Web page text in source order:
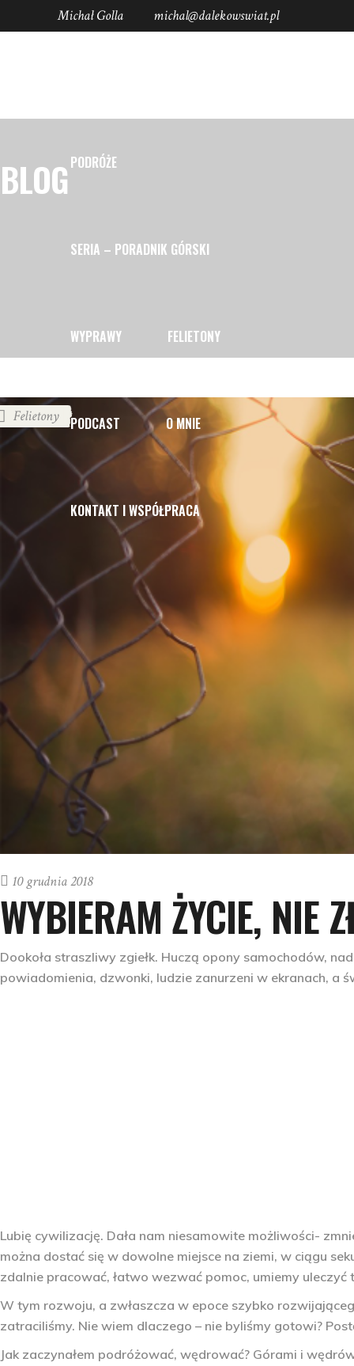
Michał Golla
michal@dalekowswiat.pl
PODRÓŻE
SERIA – PORADNIK GÓRSKI
WYPRAWY FELIETONY
PODCAST O MNIE
KONTAKT I WSPÓŁPRACA
BLOG
Felietony
10 grudnia 2018
WYBIERAM ŻYCIE, NIE
Dookoła straszliwy zgiełk. Huczą opony samochodów,
powiadomienia, dzwonki, ludzie zanurzeni w ekranach, a
Lubię cywilizację. Dała nam niesamowite możliwości-
można dostać się w dowolne miejsce na ziemi, w ciągu
zdalnie pracować, łatwo wezwać pomoc, umiemy
W tym rozwoju, a zwłaszcza w epoce szybko
zatraciliśmy. Nie wiem dlaczego – nie byliśmy gotowi?
Jak zaczynałem podróżować, wędrować? Górami i